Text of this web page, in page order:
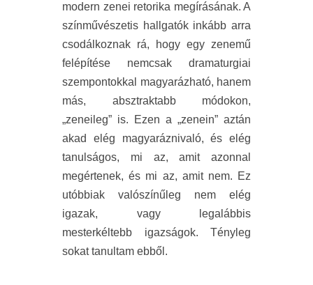
modern zenei retorika megírásának. A
színművészetis hallgatók inkább arra
csodálkoznak rá, hogy egy zenemű
felépítése nemcsak dramaturgiai
szempontokkal magyarázható, hanem
más, absztraktabb módokon,
„zeneileg” is. Ezen a „zenein” aztán
akad elég magyaráznivaló, és elég
tanulságos, mi az, amit azonnal
megértenek, és mi az, amit nem. Ez
utóbbiak valószínűleg nem elég
igazak, vagy legalábbis
mesterkéltebb igazságok. Tényleg
sokat tanultam ebből.